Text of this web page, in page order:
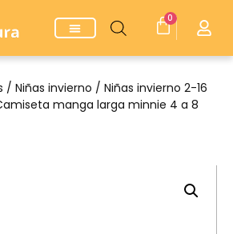
0
/ Niñas invierno / Niñas invierno 2-16
manga larga minnie 4 a 8